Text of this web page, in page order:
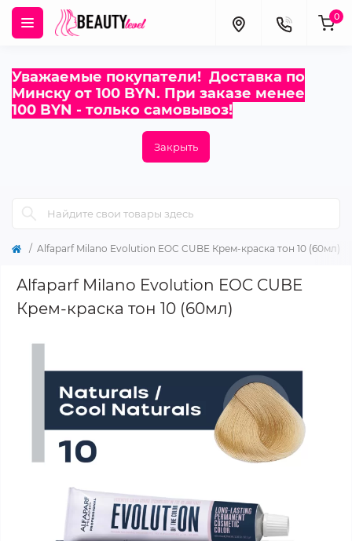
Уважаемые покупатели! Доставка по
Минску от 100 BYN. При заказе менее
100 BYN - только самовывоз!
Закрыть
0
Alfaparf Milano Evolution EOC CUBE Крем-краска тон 10 (60мл)
Alfaparf Milano Evolution EOC CUBE
Крем-краска тон 10 (60мл)